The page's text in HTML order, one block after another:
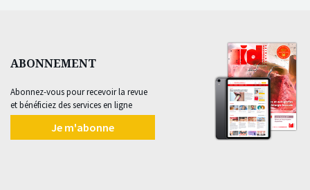
ABONNEMENT
Abonnez-vous pour recevoir la revue
et bénéficiez des services en ligne
Je m'abonne